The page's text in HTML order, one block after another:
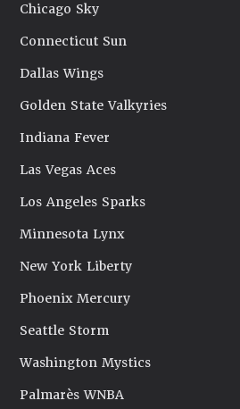
Chicago Sky
Connecticut Sun
Dallas Wings
Golden State Valkyries
Indiana Fever
Las Vegas Aces
Los Angeles Sparks
Minnesota Lynx
New York Liberty
Phoenix Mercury
Seattle Storm
Washington Mystics
Palmarès WNBA